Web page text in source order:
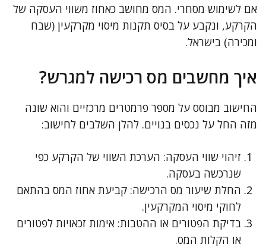
אם לשימוש מסחרי. המס מחושב כאחוז משווי העסקה של
הקרקע, ונקבע על בסיס תקנות מיסוי מקרקעין (שבח
ומכירה) בישראל.
איך מחשבים מס רכישה למגרש?
החישוב מבוסס על מספר פרמטרים מרכזיים והוא שונה
מזה החל על נכסים בנויים. להלן השלבים לחישוב:
זיהוי שווי העסקה: הערכת השווי של הקרקע כפי
שנרכשה בעסקה.
החלת שיעור מס הרכישה: קביעת אחוז המס בהתאם
לחוקי מיסוי המקרקעין.
בדיקת הפטורים או ההטבות: אימות זכאויות לפטורים
או הקלות המס.